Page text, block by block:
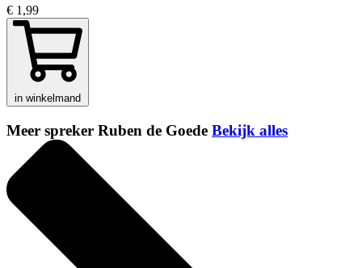
€ 1,99
in winkelmand
Meer spreker Ruben de Goede Bekijk alles